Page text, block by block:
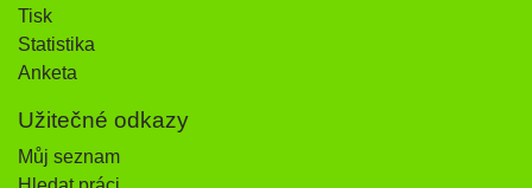
Tisk
Statistika
Anketa
Užitečné odkazy
Můj seznam